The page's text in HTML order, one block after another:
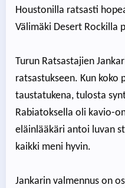
Houstonilla ratsasti
Välimäki Desert Rockilla
Turun Ratsastajien
ratsastukseen. Kun koko
taustatukena, tulosta
Rabiatoksella oli kavio-
eläinlääkäri antoi luvan
kaikki meni hyvin.
Jankarin valmennus on